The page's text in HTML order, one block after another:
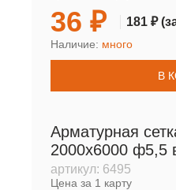
36 ₽ 181 ₽
Наличие: много
Арматурная
2000х6000 ф5,5
артикул: 6495
Цена за 1 карту